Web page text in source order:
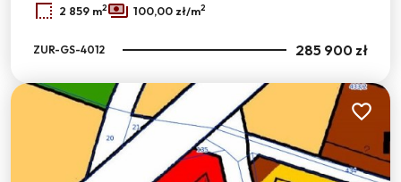
2 859 m2 100,00 zł/m2
ZUR-GS-4012 285 900 zł
Dodaj